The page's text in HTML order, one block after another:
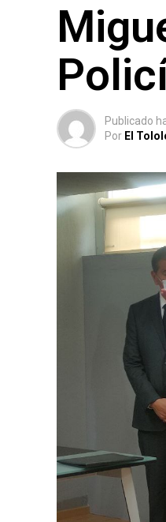
Publicado
Por El